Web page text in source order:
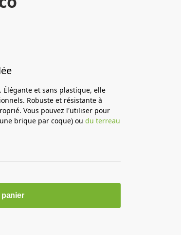
et sans plastique, elle
Robuste et résistante à
Vous pouvez l'utiliser pour
brique par coque) oudu terreau